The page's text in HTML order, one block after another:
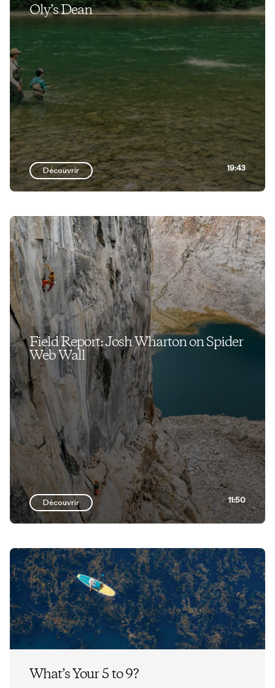
Oly’s Dean
Découvrir 19:43
Field Report: Josh Wharton on Spider
Web Wall
Découvrir 11:50
What’s Your 5 to 9?